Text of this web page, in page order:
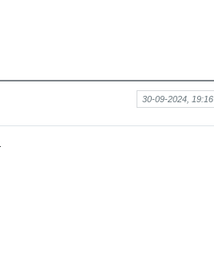
30-09-2024, 19:16